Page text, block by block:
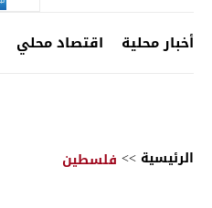
أخبار محلية اقتصاد محلي
الرئيسية >> فلسطين